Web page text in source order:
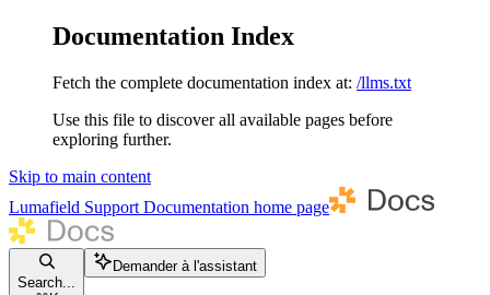
Documentation Index
Fetch the complete documentation index at: /llms.txt
Use this file to discover all available pages before
exploring further.
Skip to main content
Lumafield Support Documentation home page
Search...
Demander à l'assistant